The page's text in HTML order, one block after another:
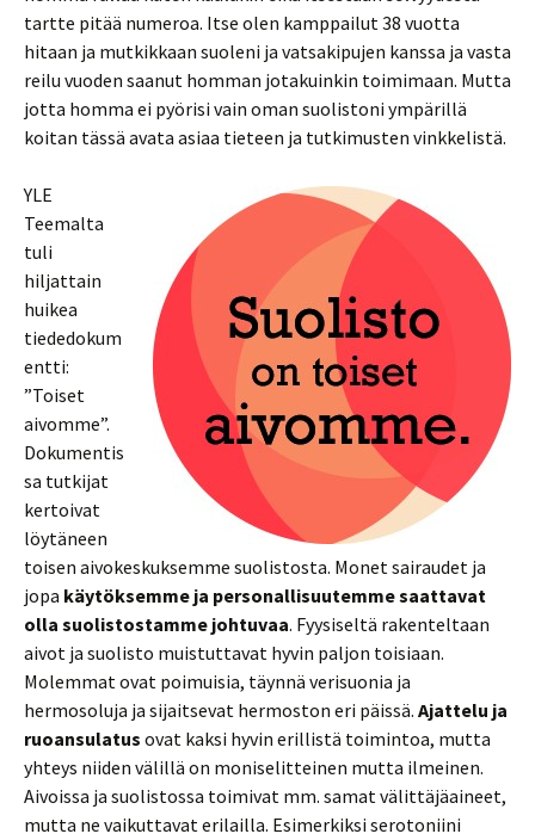
tartte pitää numeroa. Itse olen kamppailut 38 vuotta
hitaan ja mutkikkaan suoleni ja vatsakipujen kanssa ja vasta
reilu vuoden saanut homman jotakuinkin toimimaan. Mutta
jotta homma ei pyörisi vain oman suolistoni ympärillä
koitan tässä avata asiaa tieteen ja tutkimusten vinkkelistä.
YLE
Teemalta
tuli
hiljattain
huikea
tiededokum
entti:
”Toiset
aivomme”.
Dokumentis
sa tutkijat
kertoivat
löytäneen
toisen aivokeskuksemme suolistosta. Monet sairaudet ja
jopa käytöksemme ja personallisuutemme saattavat
olla suolistostamme johtuvaa. Fyysiseltä rakenteltaan
aivot ja suolisto muistuttavat hyvin paljon toisiaan.
Molemmat ovat poimuisia, täynnä verisuonia ja
hermosoluja ja sijaitsevat hermoston eri päissä. Ajattelu ja
ruoansulatus ovat kaksi hyvin erillistä toimintoa, mutta
yhteys niiden välillä on moniselitteinen mutta ilmeinen.
Aivoissa ja suolistossa toimivat mm. samat välittäjäaineet,
mutta ne vaikuttavat erilailla. Esimerkiksi serotoniini